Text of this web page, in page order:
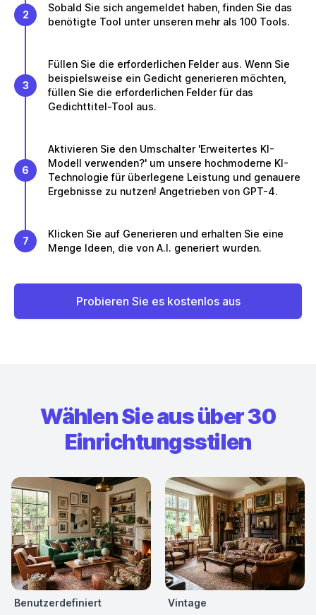
2
Sobald Sie sich angemeldet haben, finden Sie das
benötigte Tool unter unseren mehr als 100 Tools.
3
Füllen Sie die erforderlichen Felder aus. Wenn Sie
beispielsweise ein Gedicht generieren möchten,
füllen Sie die erforderlichen Felder für das
Gedichttitel-Tool aus.
6
Aktivieren Sie den Umschalter 'Erweitertes KI-
Modell verwenden?' um unsere hochmoderne KI-
Technologie für überlegene Leistung und genauere
Ergebnisse zu nutzen! Angetrieben von GPT-4.
7
Klicken Sie auf Generieren und erhalten Sie eine
Menge Ideen, die von A.I. generiert wurden.
Probieren Sie es kostenlos aus
Wählen Sie aus über 30
Einrichtungsstilen
Benutzerdefiniert Vintage